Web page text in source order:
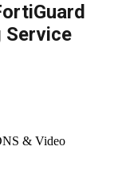
Service
& Video